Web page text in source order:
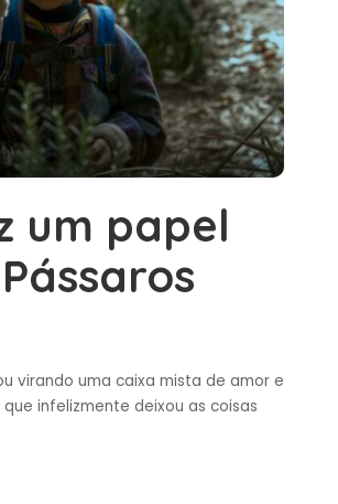
um papel
virando uma caixa mista de amor e
infelizmente deixou as coisas